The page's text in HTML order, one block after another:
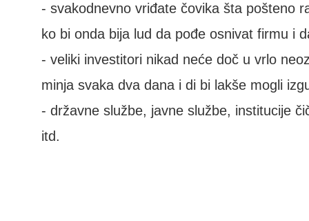
- svakodnevno vriđate čovika šta pošteno
ko bi onda bija lud da pođe osnivat firmu i
- veliki investitori nikad neće doč u vrlo
minja svaka dva dana i di bi lakše mogli
- državne službe, javne službe, institucije
itd.